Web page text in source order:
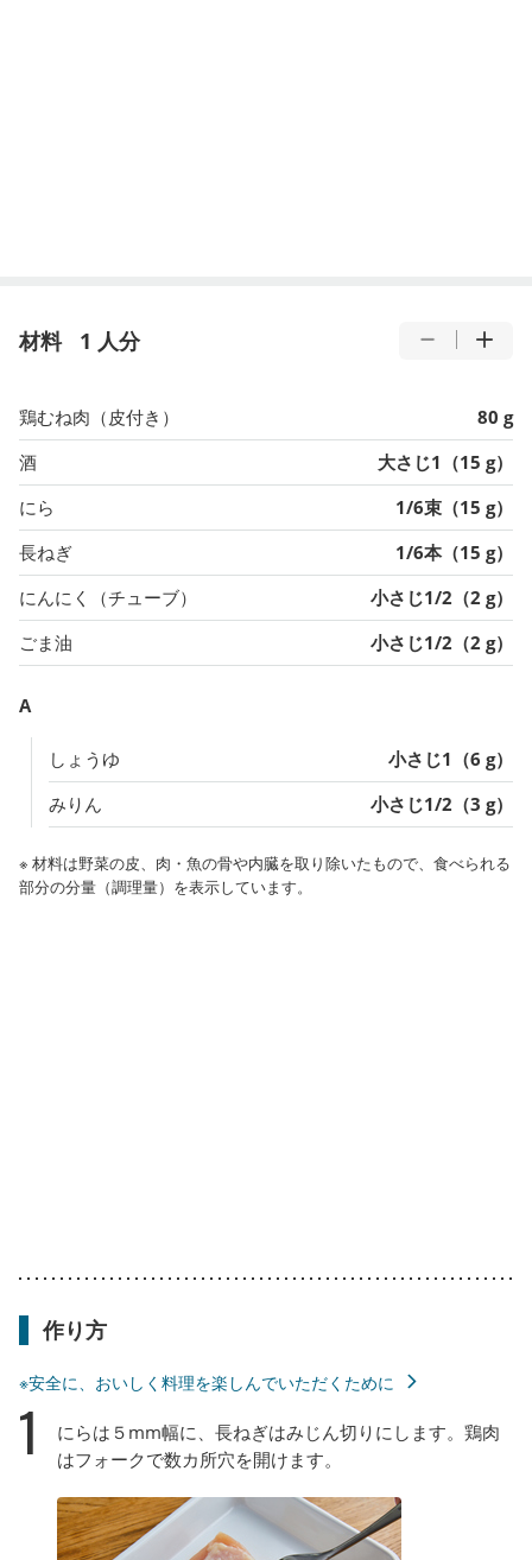
材料 1 人分
鶏むね肉（皮付き）
80 g
酒
大さじ1（15 g）
にら
1/6束（15 g）
長ねぎ
1/6本（15 g）
にんにく（チューブ）
小さじ1/2（2 g）
ごま油
小さじ1/2（2 g）
A
しょうゆ
小さじ1（6 g）
みりん
小さじ1/2（3 g）
※ 材料は野菜の皮、肉・魚の骨や内臓を取り除いたもので、食べられる
部分の分量（調理量）を表示しています。
作り方
※安全に、おいしく料理を楽しんでいただくために
1
にらは５mm幅に、長ねぎはみじん切りにします。鶏肉
はフォークで数カ所穴を開けます。